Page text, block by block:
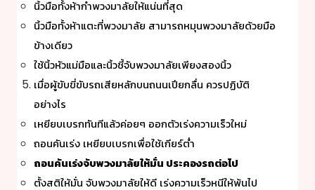
นิ้วมือทั้งห้ากำพวงมาลัยให้แน่นที่สุด
นิ้วมือทั้งห้าแตะที่พวงมาลัย สามารถหมุนพวงมาลัยด้วยมือ
ข้างเดียว
ใช้นิ้วหัวแม่มือและนิ้วชี้จับพวงมาลัยเพียงสองนิ้ว
เมื่อผู้ขับขี่ขับรถเสียหลักบนถนนเปียกลื่น ควรปฏิบัติ
อย่างไร
เหยียบเบรกทันทีแล้วค่อยๆ ออกตัวเร่งความเร็วใหม่
ถอนคันเร่ง เหยียบเบรกเพื่อใช้เกียร์ต่ำ
ถอนคันเร่งจับพวงมาลัยให้มั่น ประคองรถต่อไป
ตั้งสติให้มั่น จับพวงมาลัยให้ดี เร่งความเร็วหนีให้พ้นไป